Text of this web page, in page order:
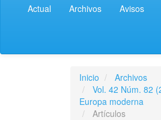
Actual Archivos Avisos
Inicio
Archivos
Vol. 42 Núm. 82
Europa moderna
Artículos